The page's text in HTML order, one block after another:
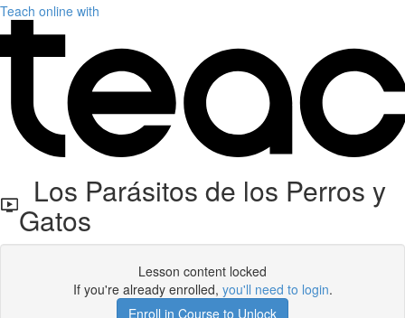
Teach online with
Los Parásitos de los Perros y
Gatos
Lesson content locked
If you're already enrolled, you'll need to login.
Enroll in Course to Unlock